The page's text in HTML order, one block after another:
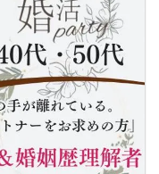
り上げました！
お話をしていただきま